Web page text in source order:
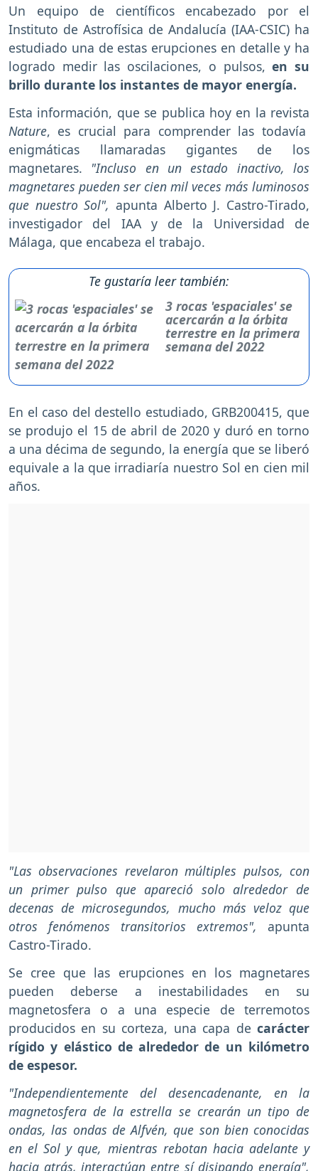
Un equipo de científicos encabezado por el
Instituto de Astrofísica de Andalucía (IAA-CSIC) ha
estudiado una de estas erupciones en detalle y ha
logrado medir las oscilaciones, o pulsos,en su
brillo durante los instantes de mayor energía.
Esta información, que se publica hoy en la revista
Nature, es crucial para comprender las todavía
enigmáticas llamaradas gigantes de los
magnetares. "Incluso en un estado inactivo, los
magnetares pueden ser cien mil veces más luminosos
que nuestro Sol", apunta Alberto J. Castro-Tirado,
investigador del IAA y de la Universidad de
Málaga, que encabeza el trabajo.
Te gustaría leer también:
3 rocas 'espaciales' se
acercarán a la órbita
terrestre en la primera
semana del 2022
En el caso del destello estudiado, GRB200415, que
se produjo el 15 de abril de 2020 y duró en torno
a una décima de segundo, la energía que se liberó
equivale a la que irradiaría nuestro Sol en cien mil
años.
"Las observaciones revelaron múltiples pulsos, con
un primer pulso que apareció solo alrededor de
decenas de microsegundos, mucho más veloz que
otros fenómenos transitorios extremos", apunta
Castro-Tirado.
Se cree que las erupciones en los magnetares
pueden deberse a inestabilidades en su
magnetosfera o a una especie de terremotos
producidos en su corteza, una capa de carácter
rígido y elástico de alrededor de un kilómetro
de espesor.
"Independientemente del desencadenante, en la
magnetosfera de la estrella se crearán un tipo de
ondas, las ondas de Alfvén, que son bien conocidas
en el Sol y que, mientras rebotan hacia adelante y
hacia atrás, interactúan entre sí disipando energía",